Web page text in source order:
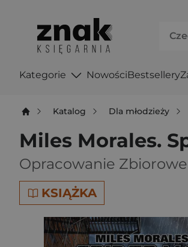
Kategorie NowościBestsellery
Katalog Dla młodzieży
Miles Morales.
Opracowanie Zbiorowe
KSIĄŻKA